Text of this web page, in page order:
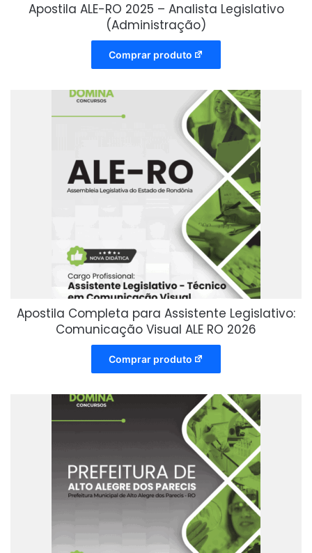
Apostila ALE-RO 2025 – Analista Legislativo
(Administração)
Comprar produto
Apostila Completa para Assistente Legislativo:
Comunicação Visual ALE RO 2026
Comprar produto